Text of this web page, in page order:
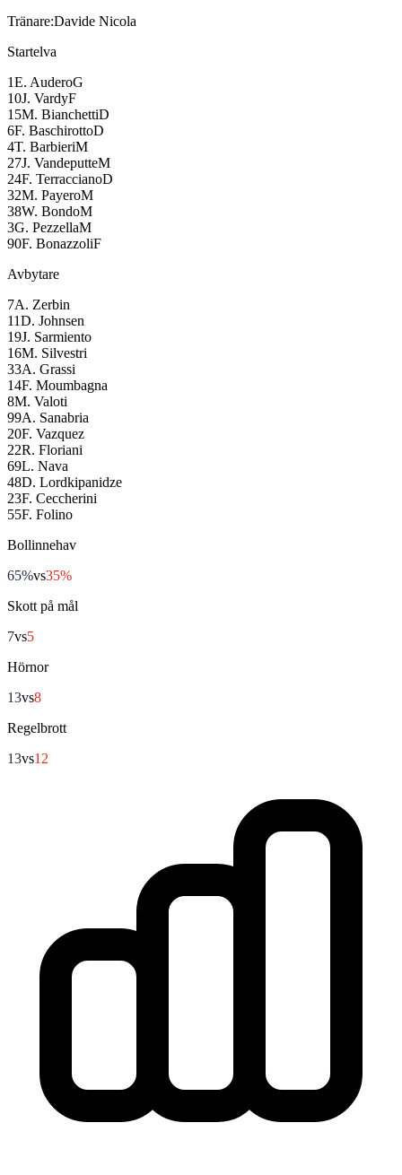
Tränare:Davide Nicola
Startelva
1E. AuderoG
10J. VardyF
15M. BianchettiD
6F. BaschirottoD
4T. BarbieriM
27J. VandeputteM
24F. TerraccianoD
32M. PayeroM
38W. BondoM
3G. PezzellaM
90F. BonazzoliF
Avbytare
7A. Zerbin
11D. Johnsen
19J. Sarmiento
16M. Silvestri
33A. Grassi
14F. Moumbagna
8M. Valoti
99A. Sanabria
20F. Vazquez
22R. Floriani
69L. Nava
48D. Lordkipanidze
23F. Ceccherini
55F. Folino
Bollinnehav
65%vs35%
Skott på mål
7vs5
Hörnor
13vs8
Regelbrott
13vs12